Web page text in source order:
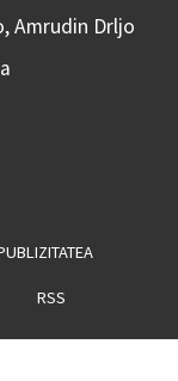
Amrudin Drljo
RSS